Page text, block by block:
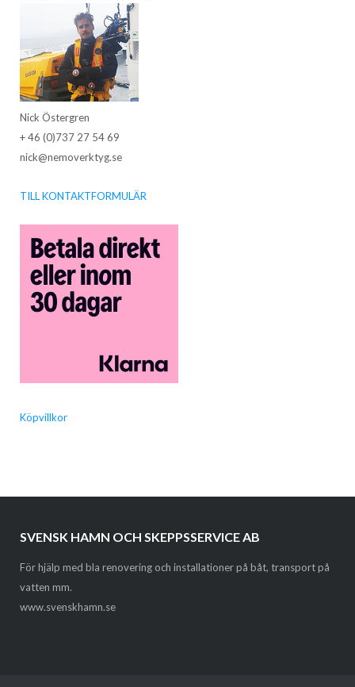
Nick Östergren
+ 46 (0)737 27 54 69
nick@nemoverktyg.se
TILL KONTAKTFORMULÄR
Köpvillkor
SVENSK HAMN OCH SKEPPSSERVICE AB
För hjälp med bla renovering och installationer på båt, transport på
vatten mm.
www.svenskhamn.se